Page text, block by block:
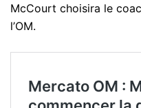
McCourt choisira le
l’OM.
Mercato OM :